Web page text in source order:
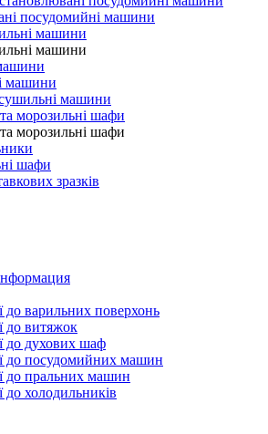
посудомийні машини
машини
машини
машини
машини
морозильні шафи
морозильні шафи
шафи
зразків
до варильних поверхонь
до витяжок
до духових шаф
до посудомийних машин
до пральних машин
до холодильників